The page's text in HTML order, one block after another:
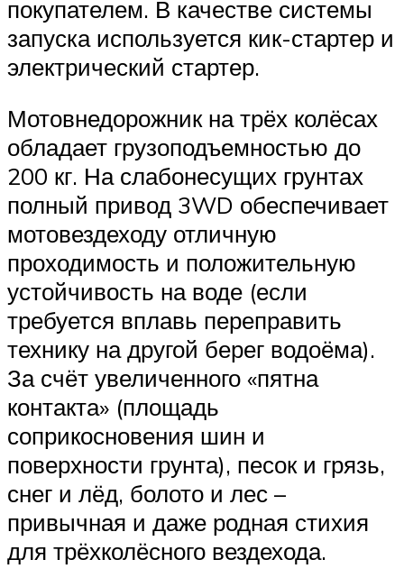
покупателем. В качестве системы
запуска используется кик-стартер и
электрический стартер.
Мотовнедорожник на трёх колёсах
обладает грузоподъемностью до
200 кг. На слабонесущих грунтах
полный привод 3WD обеспечивает
мотовездеходу отличную
проходимость и положительную
устойчивость на воде (если
требуется вплавь переправить
технику на другой берег водоёма).
За счёт увеличенного «пятна
контакта» (площадь
соприкосновения шин и
поверхности грунта), песок и грязь,
снег и лёд, болото и лес –
привычная и даже родная стихия
для трёхколёсного вездехода.